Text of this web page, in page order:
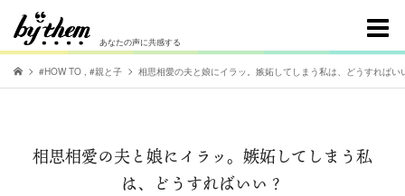
あなたの声に共感する
#HOW TO , #親と子 相思相愛の夫と娘にイラッ。嫉妬してしまう私は、どうすればい
相思相愛の夫と娘にイラッ。嫉妬してしまう私
は、どうすればいい？